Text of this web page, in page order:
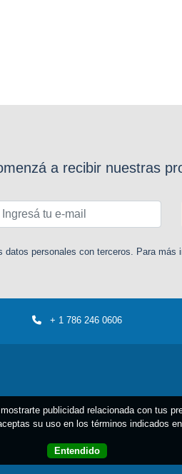
a recibir nuestras
personales con terceros. Para
+ 1 786 246 0606
publicidad relacionada con tus
su uso en los términos indicados
Entendido